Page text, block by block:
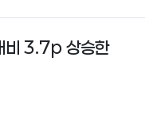
3.7p 상승한